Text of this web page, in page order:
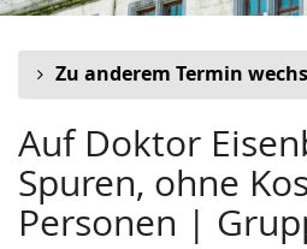
Zu anderem Termin
Auf Doktor
Spuren, ohne
Personen |